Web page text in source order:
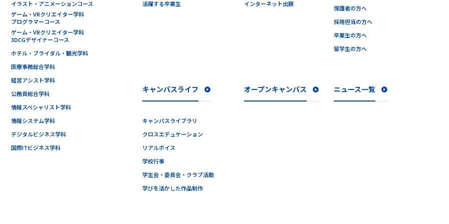
イラスト・アニメーションコース
ゲーム・VRクリエイター学科
プログラマーコース
ゲーム・VRクリエイター学科
3DCGデザイナーコース
ホテル・ブライダル・観光学科
医療事務総合学科
経営アシスト学科
公務員総合学科
情報スペシャリスト学科
情報システム学科
デジタルビジネス学科
国際ITビジネス学科
活躍する卒業生
インターネット出願
保護者の方へ
採用担当の方へ
卒業生の方へ
留学生の方へ
キャンパスライフ
キャンパスライブラリ
クロスエデュケーション
リアルボイス
学校行事
学生会・委員会・クラブ活動
学びを活かした作品制作
オープンキャンパス ニュース一覧